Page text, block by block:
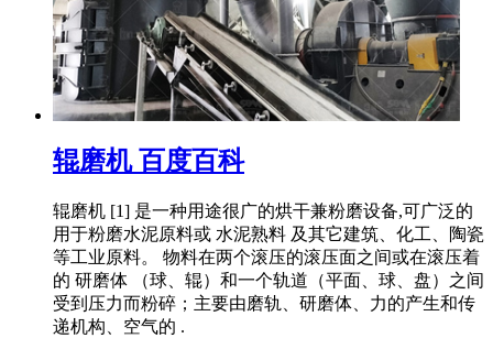
辊磨机 百度百科
辊磨机 [1] 是一种用途很广的烘干兼粉磨设备,可广泛的
用于粉磨水泥原料或 水泥熟料 及其它建筑、化工、陶瓷
等工业原料。 物料在两个滚压的滚压面之间或在滚压着
的 研磨体 （球、辊）和一个轨道（平面、球、盘）之间
受到压力而粉碎；主要由磨轨、研磨体、力的产生和传
递机构、空气的 .